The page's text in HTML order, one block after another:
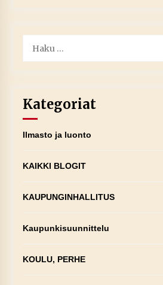
Kategoriat
Ilmasto ja luonto
KAIKKI BLOGIT
KAUPUNGINHALLITUS
Kaupunkisuunnittelu
KOULU, PERHE